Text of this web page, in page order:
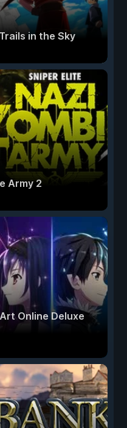
in the Sky
Army 2
Online Deluxe